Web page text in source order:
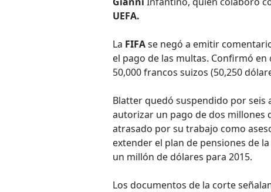
UEFA.
La FIFAse negó a emitir
el pago de las multas. Confirmó en
50,000 francos suizos (50,250
Blatter quedó suspendido por seis
autorizar un pago de dos millones
atrasado por su trabajo como
extender el plan de pensiones de
un millón de dólares para 2015.
Los documentos de la corte